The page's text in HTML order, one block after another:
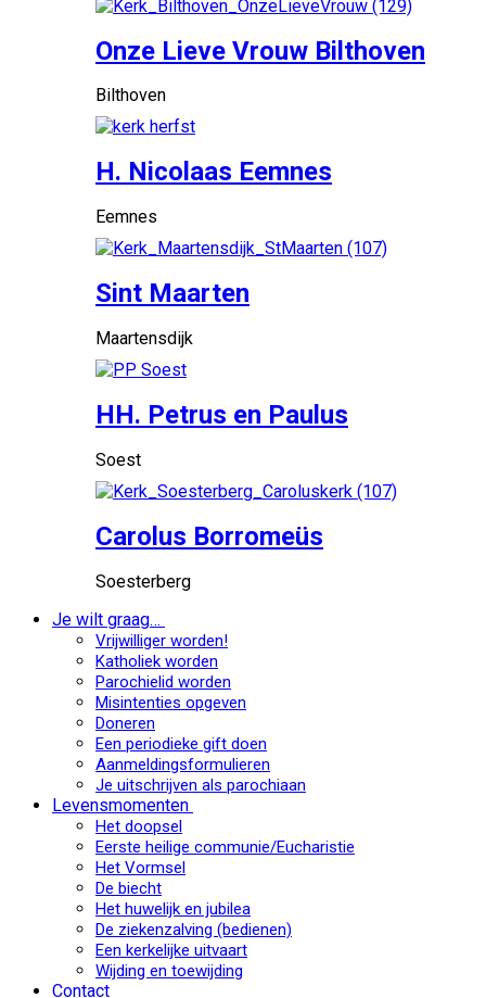
Onze Lieve Vrouw Bilthoven
Bilthoven
H. Nicolaas Eemnes
Eemnes
Sint Maarten
Maartensdijk
HH. Petrus en Paulus
Soest
Carolus Borromeüs
Soesterberg
Je wilt graag…
Vrijwilliger worden!
Katholiek worden
Parochielid worden
Misintenties opgeven
Doneren
Een periodieke gift doen
Aanmeldingsformulieren
Je uitschrijven als parochiaan
Levensmomenten
Het doopsel
Eerste heilige communie/Eucharistie
Het Vormsel
De biecht
Het huwelijk en jubilea
De ziekenzalving (bedienen)
Een kerkelijke uitvaart
Wijding en toewijding
Contact